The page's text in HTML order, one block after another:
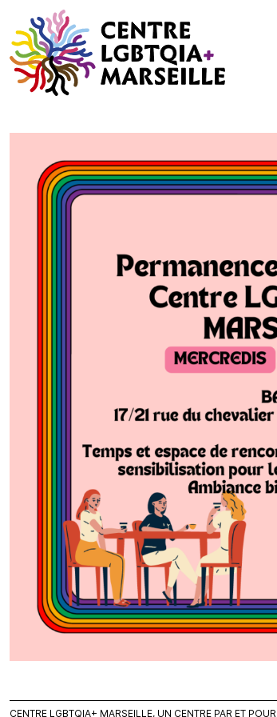
CENTRE LGBTQIA+ MARSEILLE, UN CENTRE PAR ET